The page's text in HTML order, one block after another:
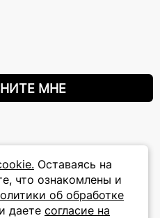
Оставаясь на
что ознакомлены и
об обработке
и даете согласие на
МНЕ
Подписаться на новости